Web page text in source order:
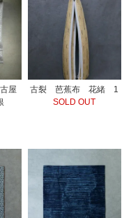
屋
古裂 芭蕉布 花緒 1
SOLD OUT